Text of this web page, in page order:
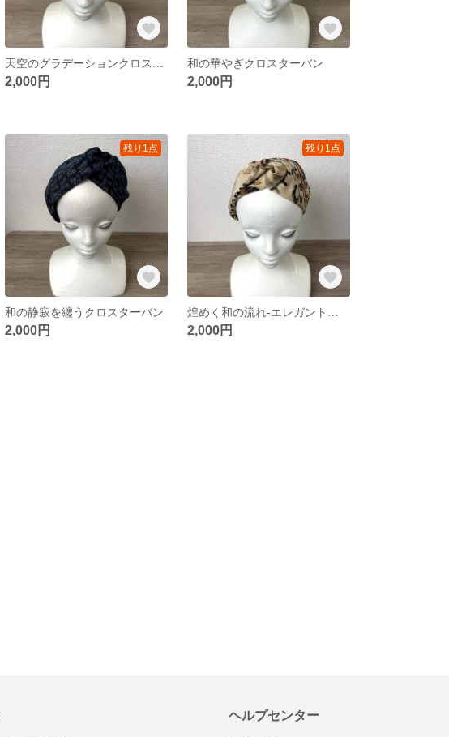
2,000円
和の華やぎクロスターバン
2,000円
残り1点
和の静寂を纏うクロスターバン
2,000円
残り1点
2,000円
ヘルプセンター